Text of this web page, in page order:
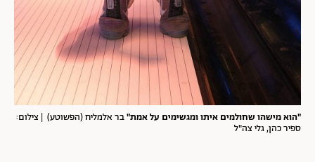
"הוא מישהו שחולמים איתו ומגשימים על אמת"בר אלמליח (הפשוטע) | צילום:
ספיר כהן, גלי צה"ל